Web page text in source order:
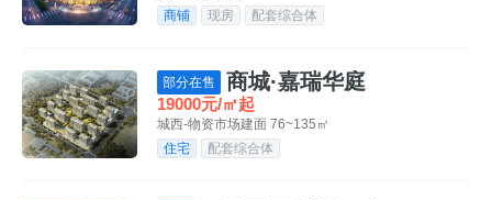
商铺
现房 配套综合体
部分在售 商城·嘉瑞华庭
19000元/㎡起
城西-物资市场建面 76~135㎡
住宅
配套综合体